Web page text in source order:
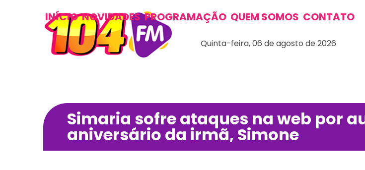
INÍCIO NOVIDADES PROGRAMAÇÃO QUEM SOMOS CONTATO
Quinta-feira, 06 de agosto de 2026
Simaria sofre ataques na web por
aniversário da irmã, Simone